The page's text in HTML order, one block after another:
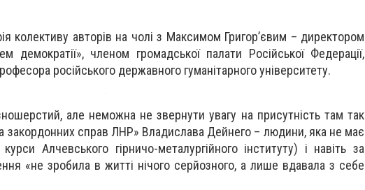
колективу авторів на чолі з Максимом Григор’євим – директором
демократії», членом громадської палати Російської Федерації,
російського державного гуманітарного університету.
але неможна не звернути увагу на присутність там так
закордонних справ ЛНР» Владислава Дейнего – людини, яка не має
Алчевського гірничо-металургійного інституту) і навіть за
«не зробила в житті нічого серйозного, а лише вдавала з себе